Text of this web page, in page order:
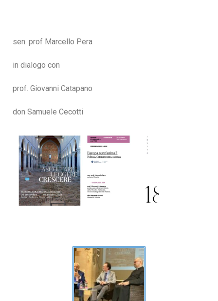
sen. prof Marcello Pera
in dialogo con
prof. Giovanni Catapano
don Samuele Cecotti